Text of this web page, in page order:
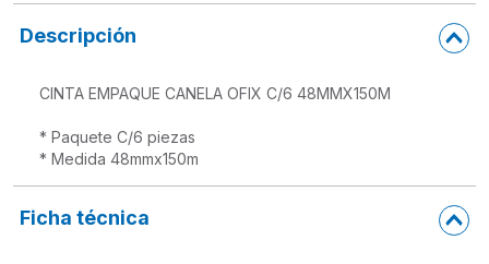
Descripción
CINTA EMPAQUE CANELA OFIX C/6 48MMX150M
* Paquete C/6 piezas
* Medida 48mmx150m
Ficha técnica